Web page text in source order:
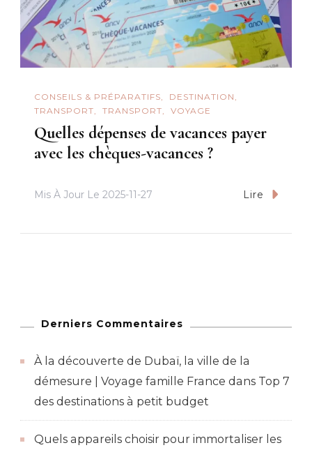
CONSEILS & PRÉPARATIFS
DESTINATION
TRANSPORT
TRANSPORT VOYAGE
Quelles dépenses de vacances payer
avec les chèques-vacances ?
Mis À Jour Le 2025-11-27 Lire
Derniers Commentaires
À la découverte de Dubaï, la ville de la
démesure | Voyage famille France dans Top 7
des destinations à petit budget
Quels appareils choisir pour immortaliser les